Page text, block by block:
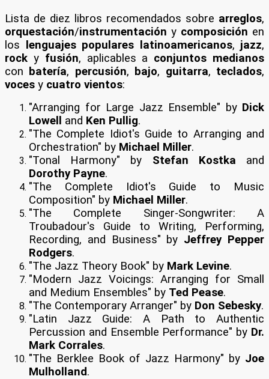
Lista de diez libros recomendados sobre arreglos,
orquestación/instrumentación y composición en
los
lenguajes populares latinoamericanos, jazz,
rock y fusión, aplicables a conjuntos medianos
con batería, percusión, bajo, guitarra, teclados,
voces y cuatro vientos:
"Arranging for Large Jazz Ensemble" by Dick
Lowell
and Ken Pullig.
"The Complete Idiot's Guide to Arranging and
Orchestration" by Michael Miller.
"Tonal Harmony" by Stefan Kostka and
Dorothy Payne.
"The Complete Idiot's Guide to Music
Composition" by Michael Miller.
"The Complete Singer-Songwriter: A
Troubadour's Guide to Writing, Performing,
Recording, and Business" by Jeffrey Pepper
Rodgers.
"The Jazz Theory Book" by Mark Levine.
"Modern Jazz Voicings: Arranging for Small
and Medium Ensembles" by Ted Pease.
"The Contemporary Arranger" by Don Sebesky.
"Latin Jazz Guide: A Path to Authentic
Percussion and Ensemble Performance" by Dr.
Mark Corrales.
"The Berklee Book of Jazz Harmony" by Joe
Mulholland.